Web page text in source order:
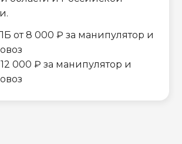
от 8 000 ₽ за манипулятор и
000 ₽ за манипулятор и